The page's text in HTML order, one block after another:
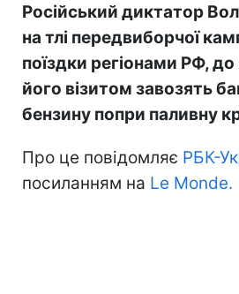
Російський диктатор
на тлі передвиборчої
поїздки регіонами РФ,
його візитом завозять
бензину попри паливну
Про це повідомляє РБК-
посиланням на Le Monde.